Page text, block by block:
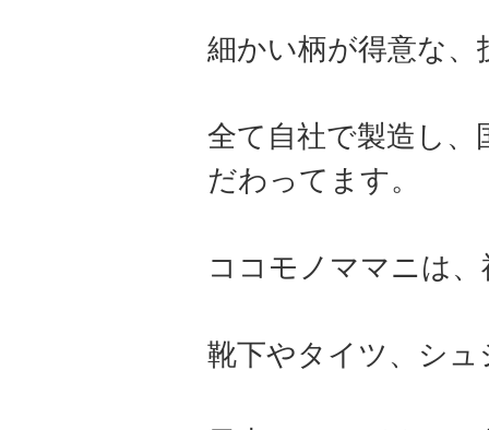
細かい柄が得意な
全て自社で製造し、
だわってます。
ココモノママニは
靴下やタイツ、シ